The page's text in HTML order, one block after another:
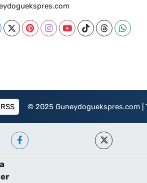
RSS © 2025 Guneydoguekspres.com |